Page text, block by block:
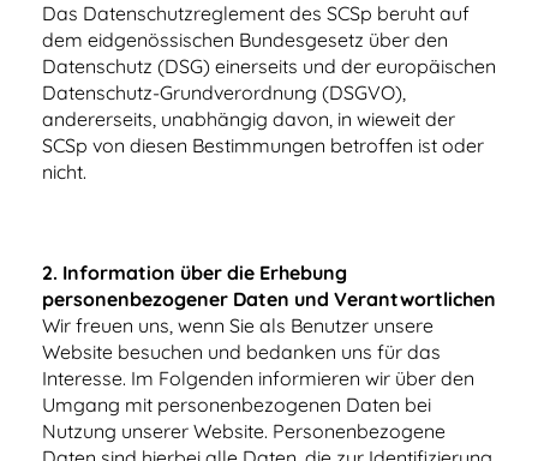
Das Datenschutzreglement des SCSp beruht auf
dem eidgenössischen Bundesgesetz über den
Datenschutz (DSG) einerseits und der europäischen
Datenschutz-Grundverordnung (DSGVO),
andererseits, unabhängig davon, in wieweit der
SCSp von diesen Bestimmungen betroffen ist oder
nicht.
2. Information über die Erhebung
personenbezogener Daten und Verantwortlichen
Wir freuen uns, wenn Sie als Benutzer unsere
Website besuchen und bedanken uns für das
Interesse. Im Folgenden informieren wir über den
Umgang mit personenbezogenen Daten bei
Nutzung unserer Website. Personenbezogene